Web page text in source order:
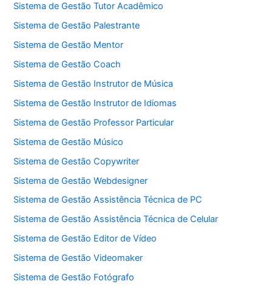
Sistema de Gestão Tutor Acadêmico
Sistema de Gestão Palestrante
Sistema de Gestão Mentor
Sistema de Gestão Coach
Sistema de Gestão Instrutor de Música
Sistema de Gestão Instrutor de Idiomas
Sistema de Gestão Professor Particular
Sistema de Gestão Músico
Sistema de Gestão Copywriter
Sistema de Gestão Webdesigner
Sistema de Gestão Assistência Técnica de PC
Sistema de Gestão Assistência Técnica de Celular
Sistema de Gestão Editor de Vídeo
Sistema de Gestão Videomaker
Sistema de Gestão Fotógrafo